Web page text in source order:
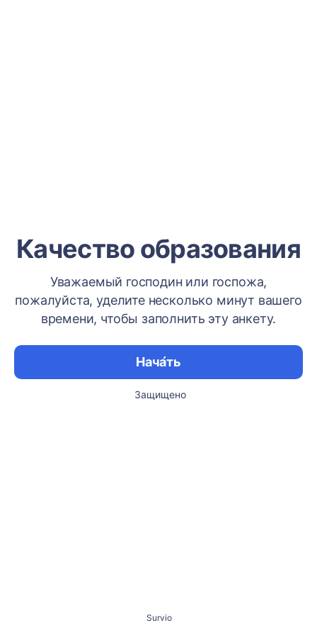
Качество образования
Уважаемый господин или госпожа,
пожалуйста, уделите несколько минут вашего
времени, чтобы заполнить эту анкету.
Нача́ть
Защищено
Survio